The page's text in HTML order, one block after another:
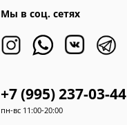
Мы в соц. сетях
+7 (995) 237-03-44
пн-вс 11:00-20:00